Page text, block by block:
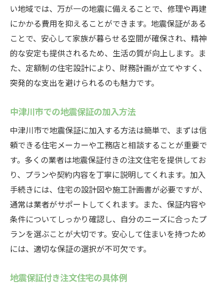
い地域では、万が一の地震に備えることで、修理や再建
にかかる費用を抑えることができます。地震保証がある
ことで、安心して家族が暮らせる空間が確保され、精神
的な安定も提供されるため、生活の質が向上します。ま
た、定額制の住宅設計により、財務計画が立てやすく、
突発的な支出を避けられるのも魅力です。
中津川市での地震保証の加入方法
中津川市で地震保証に加入する方法は簡単で、まずは信
頼できる住宅メーカーや工務店と相談することが重要で
す。多くの業者は地震保証付きの注文住宅を提供してお
り、プランや契約内容を丁寧に説明してくれます。加入
手続きには、住宅の設計図や施工計画書が必要ですが、
通常は業者がサポートしてくれます。また、保証内容や
条件についてしっかり確認し、自分のニーズに合ったプ
ランを選ぶことが大切です。安心して住まいを持つため
には、適切な保証の選択が不可欠です。
地震保証付き注文住宅の具体例